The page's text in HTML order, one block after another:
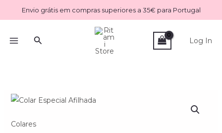
to
Envio grátis em compras superiores a 35€ para Portugal
Search Log In
Colares
Quantidade
Colar